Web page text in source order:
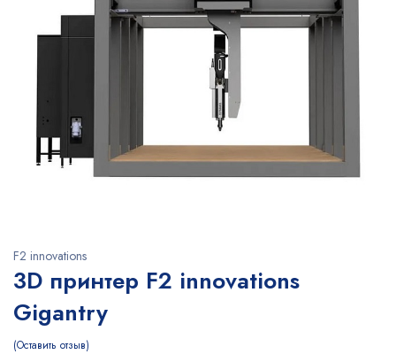
F2 innovations
3D принтер F2 innovations
Gigantry
Оставить отзыв